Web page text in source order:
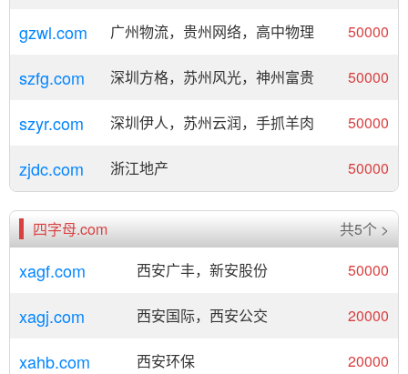
gzwl.com 广州物流，贵州网络，高中物理 50000
szfg.com 深圳方格，苏州风光，神州富贵 50000
szyr.com 深圳伊人，苏州云润，手抓羊肉 50000
zjdc.com 浙江地产 50000
四字母.com 共5个 >
xagf.com 西安广丰，新安股份 50000
xagj.com 西安国际，西安公交 20000
xahb.com 西安环保 20000